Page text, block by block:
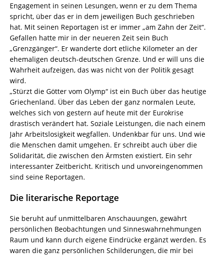
Engagement in seinen Lesungen, wenn er zu dem Thema
spricht, über das er in dem jeweiligen Buch geschrieben
hat. Mit seinen Reportagen ist er immer „am Zahn der Zeit“.
Gefallen hatte mir in der neueren Zeit sein Buch
„Grenzgänger“. Er wanderte dort etliche Kilometer an der
ehemaligen deutsch-deutschen Grenze. Und er will uns die
Wahrheit aufzeigen, das was nicht von der Politik gesagt
wird.
„Stürzt die Götter vom Olymp“ ist ein Buch über das heutige
Griechenland. Über das Leben der ganz normalen Leute,
welches sich von gestern auf heute mit der Eurokrise
drastisch verändert hat. Soziale Leistungen, die nach einem
Jahr Arbeitslosigkeit wegfallen. Undenkbar für uns. Und wie
die Menschen damit umgehen. Er schreibt auch über die
Solidarität, die zwischen den Ärmsten existiert. Ein sehr
interessanter Zeitbericht. Kritisch und unvoreingenommen
sind seine Reportagen.
Die literarische Reportage
Sie beruht auf unmittelbaren Anschauungen, gewährt
persönlichen Beobachtungen und Sinneswahrnehmungen
Raum und kann durch eigene Eindrücke ergänzt werden. Es
waren die ganz persönlichen Schilderungen, die mir bei